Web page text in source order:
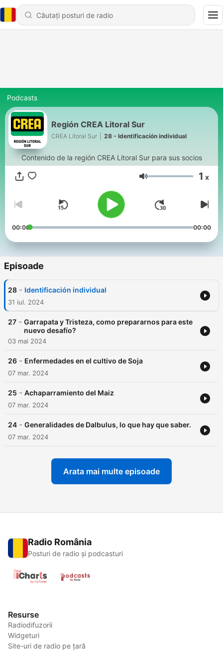
Podcasts
Región CREA Litoral Sur
CREA Litoral Sur 28 - Identificación individual
Contenido de la región CREA Litoral Sur para sus socios
Volum 1 x
00:00 00:00
Episoade
28 - Identificación individual
31 iul. 2024
27 - Garrapata y Tristeza, como prepararnos para este
nuevo desafío?
03 mai 2024
26 - Enfermedades en el cultivo de Soja
07 mar. 2024
25 - Achaparramiento del Maiz
07 mar. 2024
24 - Generalidades de Dalbulus, lo que hay que saber.
07 mar. 2024
Arata mai multe episoade
Radio România
Posturi de radio și podcasturi
Resurse
Radiodifuzorii
Widgeturi
Site-uri de radio pe țară